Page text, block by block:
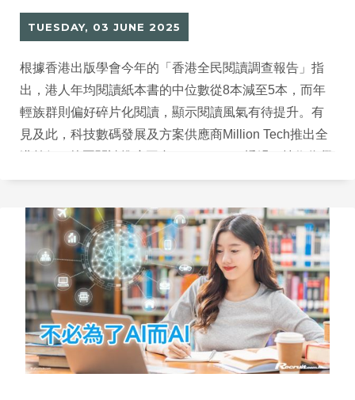
TUESDAY, 03 JUNE 2025
根據香港出版學會今年的「香港全民閱讀調查報告」指
出，港人年均閱讀紙本書的中位數從8本減至5本，而年
輕族群則偏好碎片化閱讀，顯示閱讀風氣有待提升。有
見及此，科技數碼發展及方案供應商Million Tech推出全
生提供個人化的推薦書籍，更推出加入AI元素的「AI創讀
興趣。